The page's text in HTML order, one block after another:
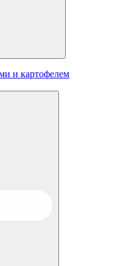
и картофелем